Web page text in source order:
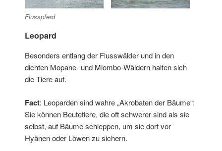
Flusspferd
Leopard
Besonders entlang der Flusswälder und in den
dichten Mopane- und Miombo-Wäldern halten sich
die Tiere auf.
Fact: Leoparden sind wahre „Akrobaten der Bäume“:
Sie können Beutetiere, die oft schwerer sind als sie
selbst, auf Bäume schleppen, um sie dort vor
Hyänen oder Löwen zu sichern.